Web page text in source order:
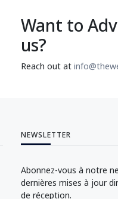
Want to
us?
Reach out at
NEWSLETTER
Abonnez-vous à notre
dernières mises à jour
de réception.